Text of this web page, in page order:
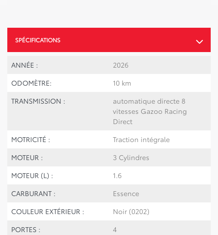
SPÉCIFICATIONS
ANNÉE :
2026
ODOMÈTRE:
10 km
TRANSMISSION :
automatique directe 8
vitesses Gazoo Racing
Direct
MOTRICITÉ :
Traction intégrale
MOTEUR :
3 Cylindres
MOTEUR (L) :
1.6
CARBURANT :
Essence
COULEUR EXTÉRIEUR :
Noir (0202)
PORTES :
4